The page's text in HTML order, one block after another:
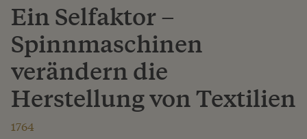
Ein Selfaktor –
Spinnmaschinen
verändern die
Herstellung von Textilien
1764